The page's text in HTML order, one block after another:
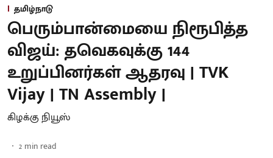
தமிழ்நாடு
பெரும்பான்மையை நிரூபித்த
விஜய்: தவெகவுக்கு 144
உறுப்பினர்கள் ஆதரவு | TVK
Vijay | TN Assembly |
கிழக்கு நியூஸ்
2 min read